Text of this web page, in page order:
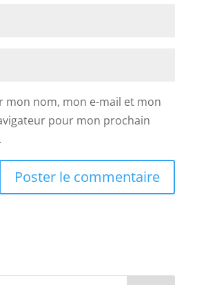
mon nom, mon e-mail et mon
pour mon prochain